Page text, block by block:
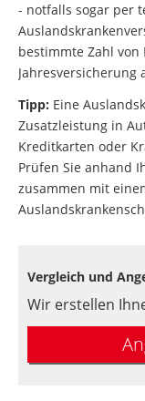
- notfalls sogar per
bestimmte Zahl von
Jahresversicherung
Tipp: Eine
Zusatzleistung in
Kreditkarten oder
Prüfen Sie anhand
zusammen mit
Vergleich und
Wir erstellen